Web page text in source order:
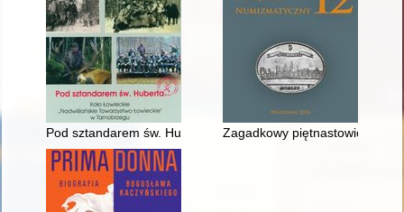
Pod sztandarem św. Huberta : Koło Łowieckie
Zagadkowy piętnastowieczny